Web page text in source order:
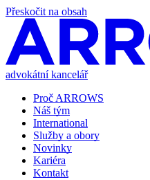
Přeskočit na obsah
advokátní kancelář
Proč ARROWS
Náš tým
International
Služby a obory
Novinky
Kariéra
Kontakt